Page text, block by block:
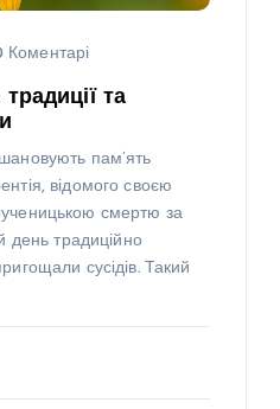
Коментарі
та
пам’ять
відомого своєю
смертю за
день традиційно
сусідів. Такий